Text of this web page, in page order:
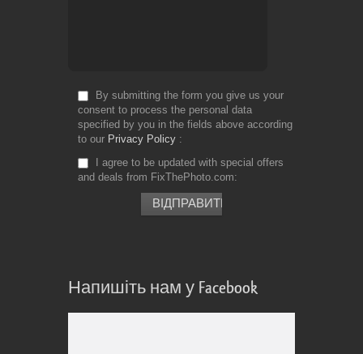
By submitting the form you give us your
consent to process the personal data
specified by you in the fields above according
to our Privacy Policy
I agree to be updated with special offers
and deals from FixThePhoto.com
Напишіть нам у Facebook